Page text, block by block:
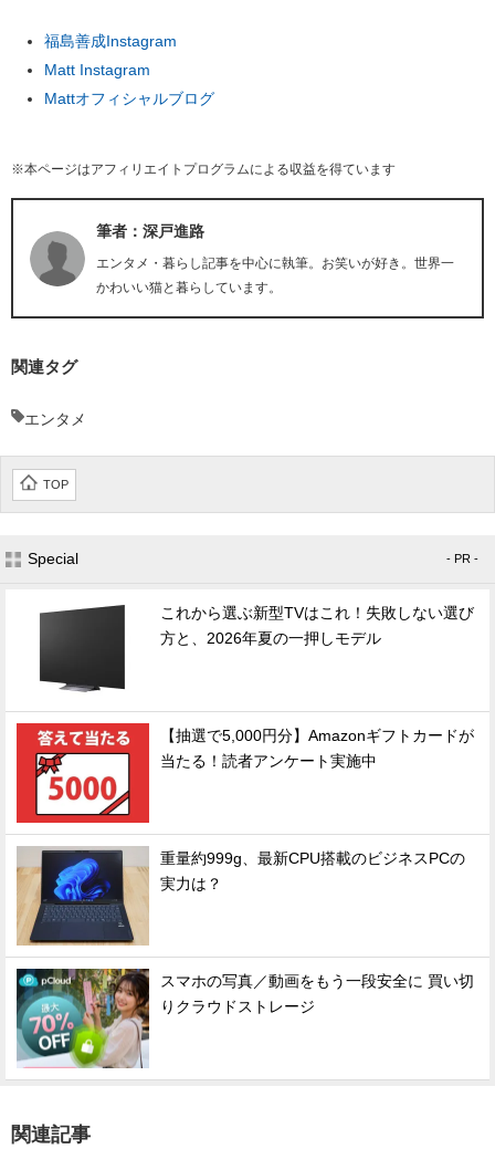
福島善成Instagram
Matt Instagram
Mattオフィシャルブログ
※本ページはアフィリエイトプログラムによる収益を得ています
筆者：深戸進路
エンタメ・暮らし記事を中心に執筆。お笑いが好き。世界一
かわいい猫と暮らしています。
関連タグ
エンタメ
TOP
Special - PR -
これから選ぶ新型TVはこれ！失敗しない選び
方と、2026年夏の一押しモデル
【抽選で5,000円分】Amazonギフトカードが
当たる！読者アンケート実施中
重量約999g、最新CPU搭載のビジネスPCの
実力は？
スマホの写真／動画をもう一段安全に 買い切
りクラウドストレージ
関連記事